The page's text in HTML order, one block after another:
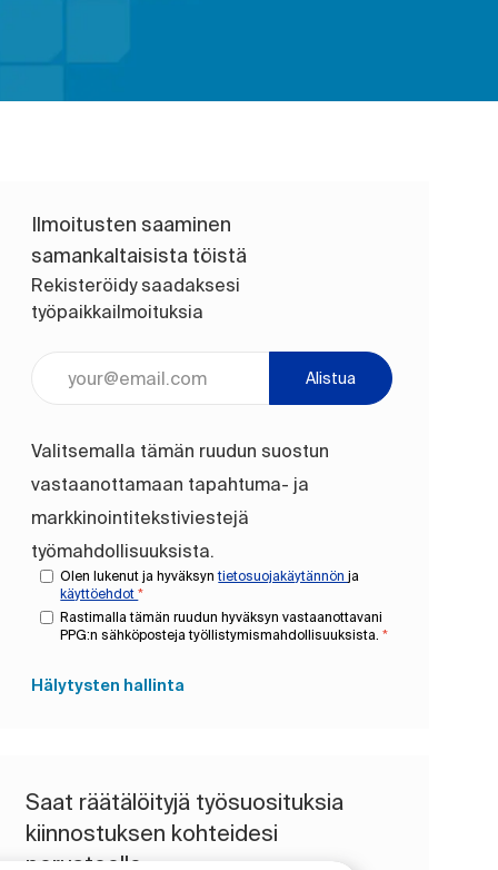
Ilmoitusten saaminen
samankaltaisista töistä
Rekisteröidy saadaksesi
työpaikkailmoituksia
Valitsemalla tämän ruudun suostun
vastaanottamaan tapahtuma- ja
markkinointitekstiviestejä
työmahdollisuuksista.
Olen lukenut ja hyväksyntietosuojakäytännönja
käyttöehdot*
Rastimalla tämän ruudun hyväksyn vastaanottavani
PPG:n sähköposteja työllistymismahdollisuuksista. *
Alistua
Hälytysten hallinta
Saat räätälöityjä työsuosituksia
kiinnostuksen kohteidesi
perusteella.